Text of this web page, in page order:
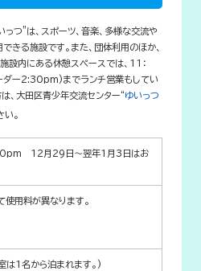
つ”は、スポーツ、音楽、多様な交流や
きる施設です。また、団体利用のほか、
設内にある休憩スペースでは、11：
ー2:30pm)までランチ営業もしてい
、大田区青少年交流センター“ゆいっつ
い。
12月29日～翌年1月3日はお
使用料が異なります。
は1名から泊まれます。)